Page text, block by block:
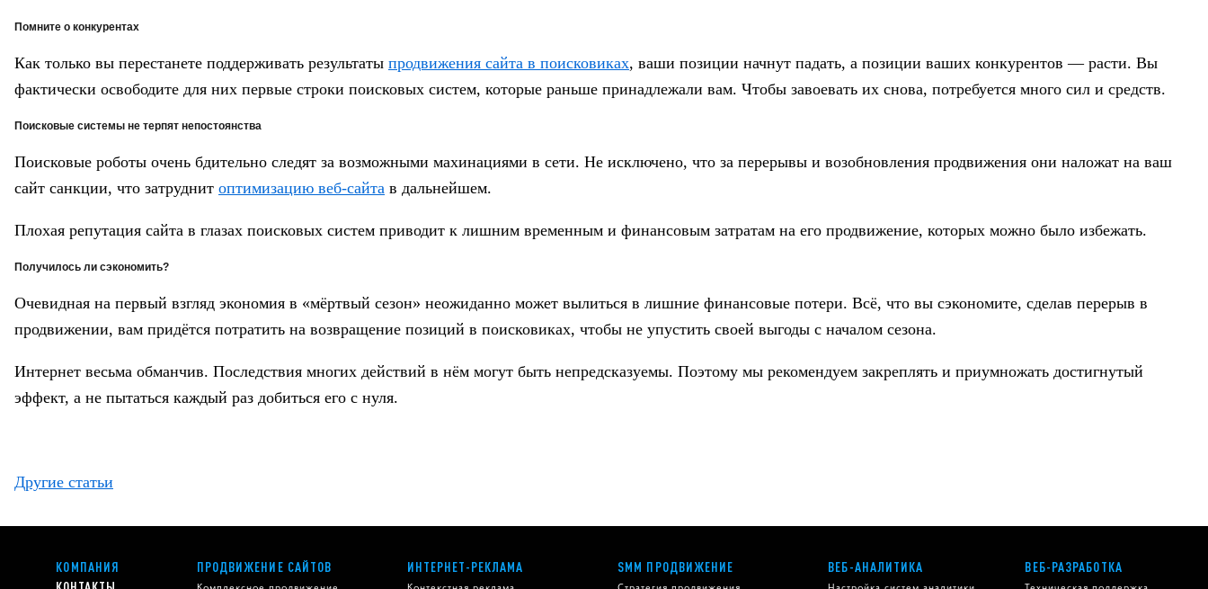
Помните о конкурентах
Как только вы перестанете поддерживать результаты продвижения сайта в поисковиках, ваши позиции начнут падать, а позиции ваших конкурентов — расти. Вы
фактически освободите для них первые строки поисковых систем, которые раньше принадлежали вам. Чтобы завоевать их снова, потребуется много сил и средств.
Поисковые системы не терпят непостоянства
Поисковые роботы очень бдительно следят за возможными махинациями в сети. Не исключено, что за перерывы и возобновления продвижения они наложат на ваш
сайт санкции, что затруднит оптимизацию веб-сайта в дальнейшем.
Плохая репутация сайта в глазах поисковых систем приводит к лишним временным и финансовым затратам на его продвижение, которых можно было избежать.
Получилось ли сэкономить?
Очевидная на первый взгляд экономия в «мёртвый сезон» неожиданно может вылиться в лишние финансовые потери. Всё, что вы сэкономите, сделав перерыв в
продвижении, вам придётся потратить на возвращение позиций в поисковиках, чтобы не упустить своей выгоды с началом сезона.
Интернет весьма обманчив. Последствия многих действий в нём могут быть непредсказуемы. Поэтому мы рекомендуем закреплять и приумножать достигнутый
эффект, а не пытаться каждый раз добиться его с нуля.
Другие статьи
КОМПАНИЯ
ПРОДВИЖЕНИЕ САЙТОВ ИНТЕРНЕТ-РЕКЛАМА SMM ПРОДВИЖЕНИЕ ВЕБ-АНАЛИТИКА ВЕБ-РАЗРАБОТКА